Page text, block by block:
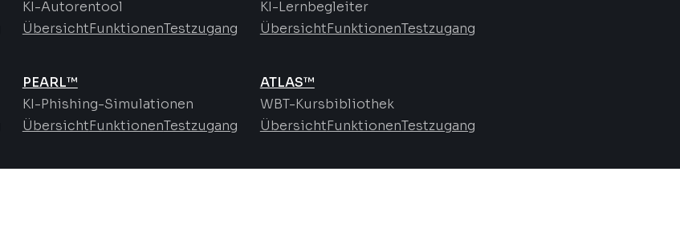
KI-Autorentool
ÜbersichtFunktionenTestzugang
KI-Lernbegleiter
ÜbersichtFunktionenTestzugang
PEARL™
KI-Phishing-Simulationen
ÜbersichtFunktionenTestzugang
ATLAS™
WBT-Kursbibliothek
ÜbersichtFunktionenTestzugang